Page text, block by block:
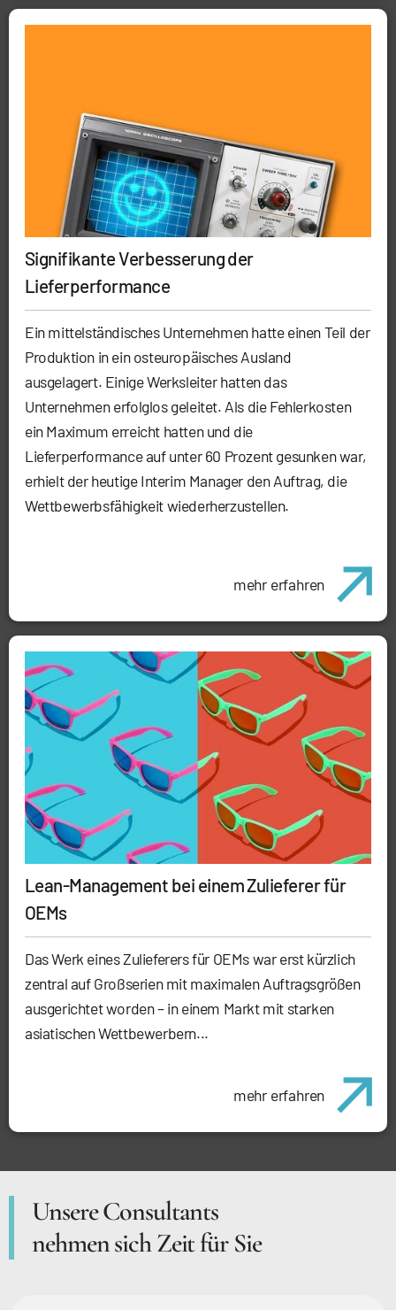
Signifikante Verbesserung der
Lieferperformance
Ein mittelständisches Unternehmen hatte einen Teil der
Produktion in ein osteuropäisches Ausland
ausgelagert. Einige Werksleiter hatten das
Unternehmen erfolglos geleitet. Als die Fehlerkosten
ein Maximum erreicht hatten und die
Lieferperformance auf unter 60 Prozent gesunken war,
erhielt der heutige Interim Manager den Auftrag, die
Wettbewerbsfähigkeit wiederherzustellen.
mehr erfahren
Lean-Management bei einem Zulieferer für
OEMs
Das Werk eines Zulieferers für OEMs war erst kürzlich
zentral auf Großserien mit maximalen Auftragsgrößen
ausgerichtet worden – in einem Markt mit starken
asiatischen Wettbewerbern...
mehr erfahren
Unsere Consultants
nehmen sich Zeit für Sie